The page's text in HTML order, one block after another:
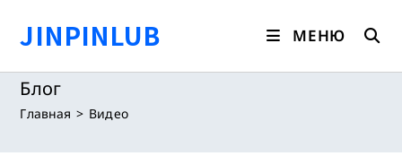
содержимому
JINPINLUB МЕНЮ
Блог
Главная > Видео